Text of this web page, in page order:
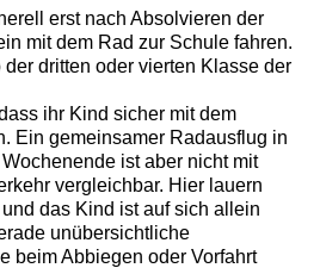
erst nach Absolvieren der
mit dem Rad zur Schule fahren.
dritten oder vierten Klasse der
ihr Kind sicher mit dem
Ein gemeinsamer Radausflug in
ist aber nicht mit
vergleichbar. Hier lauern
das Kind ist auf sich allein
unübersichtliche
beim Abbiegen oder Vorfahrt